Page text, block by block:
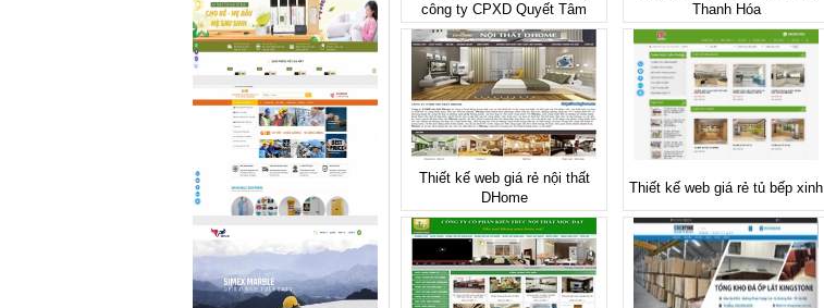
công ty CPXD Quyết Tâm
Thanh Hóa
Thiết kế web giá rẻ nội thất
DHome
Thiết kế web giá rẻ tủ bếp xinh